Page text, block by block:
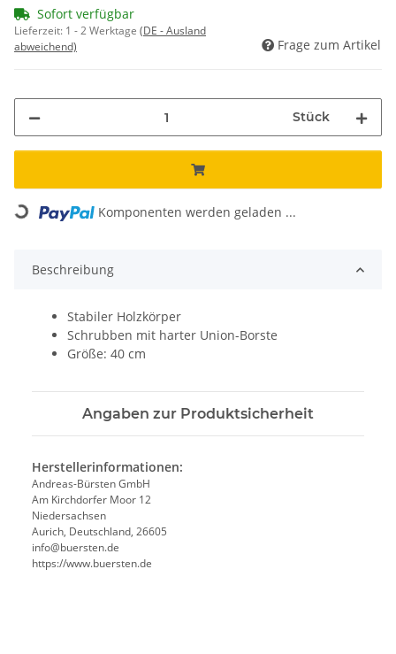
Sofort verfügbar
Lieferzeit: 1 - 2 Werktage (DE - Ausland
abweichend)
Frage zum Artikel
Stück
Loading... Komponenten werden geladen ...
Beschreibung
Stabiler Holzkörper
Schrubben mit harter Union-Borste
Größe: 40 cm
Angaben zur Produktsicherheit
Herstellerinformationen:
Andreas-Bürsten GmbH
Am Kirchdorfer Moor 12
Niedersachsen
Aurich, Deutschland, 26605
info@buersten.de
https://www.buersten.de